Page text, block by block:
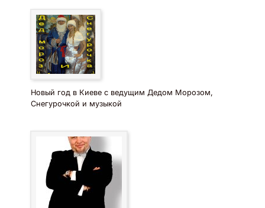
Новый год в Киеве с ведущим Дедом Морозом,
Снегурочкой и музыкой